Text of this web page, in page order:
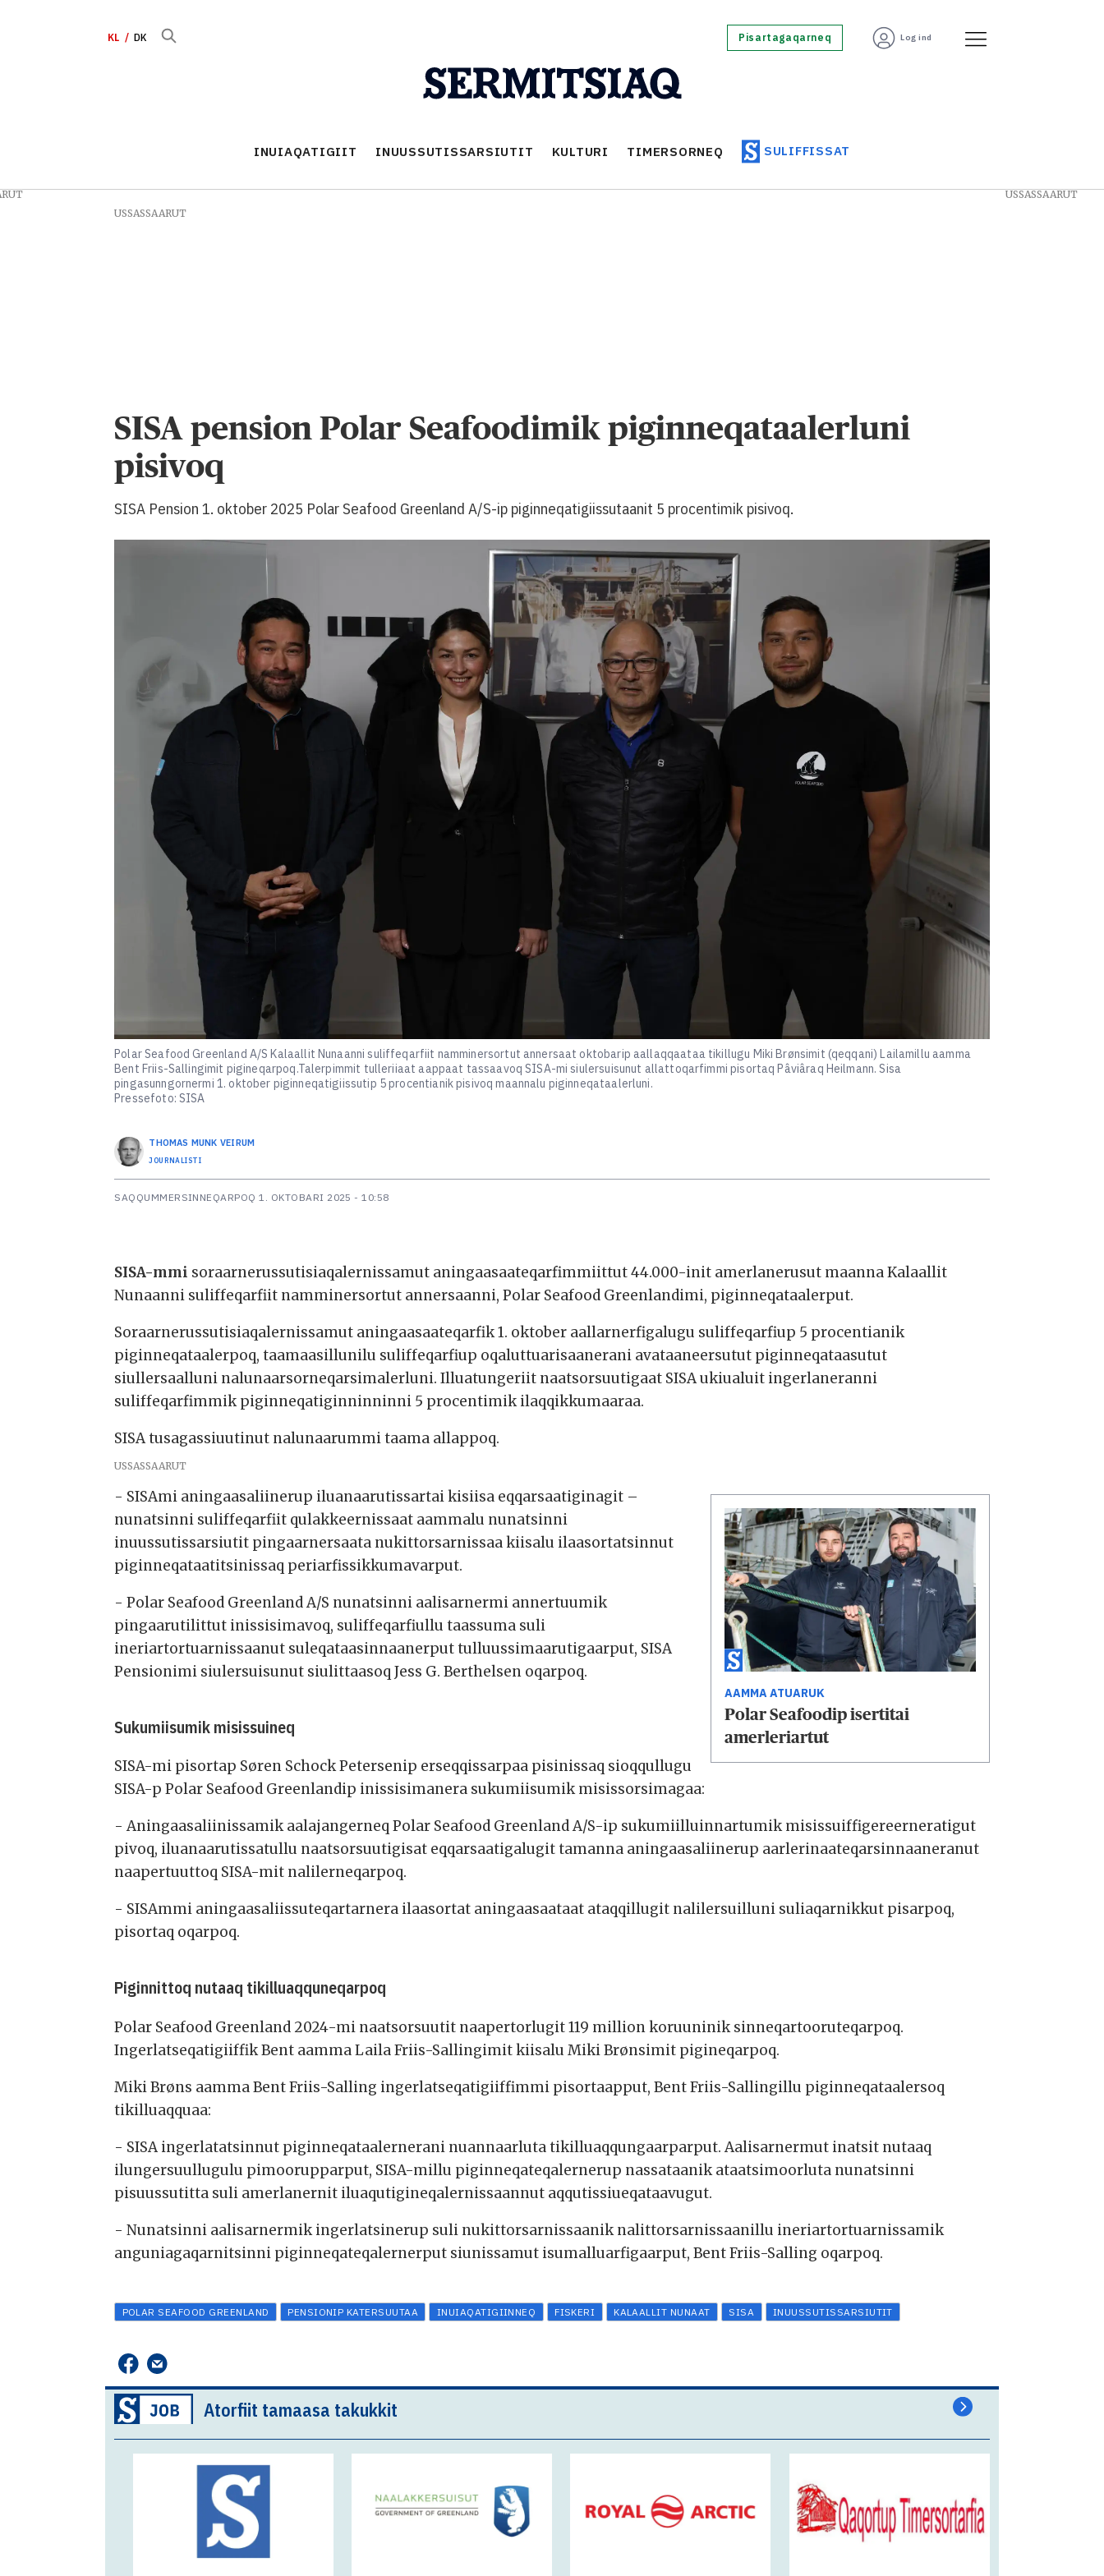
KL DK Pisartagaqarneq Log ind
INUIAQATIGIIT INUUSSUTISSARSIUTIT KULTURI TIMERSORNEQ SULIFFISSAT
USSASSAARUT
SISA pension Polar Seafoodimik piginneqataalerluni
pisivoq
SISA Pension 1. oktober 2025 Polar Seafood Greenland A/S-ip piginneqatigiissutaanit 5 procentimik pisivoq.
Polar Seafood Greenland A/S Kalaallit Nunaanni suliffeqarfiit namminersortut annersaat oktobarip aallaqqaataa tikillugu Miki Brønsimit (qeqqani) Lailamillu aamma
Bent Friis-Sallingimit pigineqarpoq.Talerpimmit tulleriiaat aappaat tassaavoq SISA-mi siulersuisunut allattoqarfimmi pisortaq Pâviâraq Heilmann. Sisa
pingasunngornermi 1. oktober piginneqatigiissutip 5 procentianik pisivoq maannalu piginneqataalerluni.
Pressefoto: SISA
THOMAS MUNK VEIRUM
JOURNALISTI
SAQQUMMERSINNEQARPOQ 1. OKTOBARI 2025 - 10:58
SISA-mmi soraarnerussutisiaqalernissamut aningaasaateqarfimmiittut 44.000-init amerlanerusut maanna Kalaallit
Nunaanni suliffeqarfiit namminersortut annersaanni, Polar Seafood Greenlandimi, piginneqataalerput.
Soraarnerussutisiaqalernissamut aningaasaateqarfik 1. oktober aallarnerfigalugu suliffeqarfiup 5 procentianik
piginneqataalerpoq, taamaasillunilu suliffeqarfiup oqaluttuarisaanerani avataaneersutut piginneqataasutut
siullersaalluni nalunaarsorneqarsimalerluni. Illuatungeriit naatsorsuutigaat SISA ukiualuit ingerlaneranni
suliffeqarfimmik piginneqatiginninninni 5 procentimik ilaqqikkumaaraa.
SISA tusagassiuutinut nalunaarummi taama allappoq.
USSASSAARUT
AAMMA ATUARUK
Polar Seafoodip isertitai
amerleriartut
- SISAmi aningaasaliinerup iluanaarutissartai kisiisa eqqarsaatiginagit –
nunatsinni suliffeqarfiit qulakkeernissaat aammalu nunatsinni
inuussutissarsiutit pingaarnersaata nukittorsarnissaa kiisalu ilaasortatsinnut
piginneqataatitsinissaq periarfissikkumavarput.
- Polar Seafood Greenland A/S nunatsinni aalisarnermi annertuumik
pingaarutilittut inissisimavoq, suliffeqarfiullu taassuma suli
ineriartortuarnissaanut suleqataasinnaanerput tulluussimaarutigaarput, SISA
Pensionimi siulersuisunut siulittaasoq Jess G. Berthelsen oqarpoq.
Sukumiisumik misissuineq
SISA-mi pisortap Søren Schock Petersenip erseqqissarpaa pisinissaq sioqqullugu
SISA-p Polar Seafood Greenlandip inissisimanera sukumiisumik misissorsimagaa:
- Aningaasaliinissamik aalajangerneq Polar Seafood Greenland A/S-ip sukumiilluinnartumik misissuiffigereerneratigut
pivoq, iluanaarutissatullu naatsorsuutigisat eqqarsaatigalugit tamanna aningaasaliinerup aarlerinaateqarsinnaaneranut
naapertuuttoq SISA-mit nalilerneqarpoq.
- SISAmmi aningaasaliissuteqartarnera ilaasortat aningaasaataat ataqqillugit nalilersuilluni suliaqarnikkut pisarpoq,
pisortaq oqarpoq.
Piginnittoq nutaaq tikilluaqquneqarpoq
Polar Seafood Greenland 2024-mi naatsorsuutit naapertorlugit 119 million koruuninik sinneqartooruteqarpoq.
Ingerlatseqatigiiffik Bent aamma Laila Friis-Sallingimit kiisalu Miki Brønsimit pigineqarpoq.
Miki Brøns aamma Bent Friis-Salling ingerlatseqatigiiffimmi pisortaapput, Bent Friis-Sallingillu piginneqataalersoq
tikilluaqquaa:
- SISA ingerlatatsinnut piginneqataalernerani nuannaarluta tikilluaqqungaarparput. Aalisarnermut inatsit nutaaq
ilungersuullugulu pimoorupparput, SISA-millu piginneqateqalernerup nassataanik ataatsimoorluta nunatsinni
pisuussutitta suli amerlanernit iluaqutigineqalernissaannut aqqutissiueqataavugut.
- Nunatsinni aalisarnermik ingerlatsinerup suli nukittorsarnissaanik nalittorsarnissaanillu ineriartortuarnissamik
anguniagaqarnitsinni piginneqateqalernerput siunissamut isumalluarfigaarput, Bent Friis-Salling oqarpoq.
POLAR SEAFOOD GREENLAND PENSIONIP KATERSUUTAA INUIAQATIGIINNEQ FISKERI KALAALLIT NUNAAT SISA INUUSSUTISSARSIUTIT
Atorfiit tamaasa takukkit
USSASSAARUT